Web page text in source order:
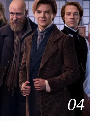
04